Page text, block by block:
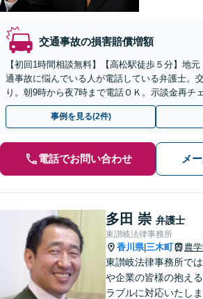
交通事故の損害賠償増額
【初回1時間相談無料】【高松駅徒歩５分】地
通事故に悩んでいる人が電話している弁護士。
り。朝9時から夜7時まで電話ＯＫ。示談金再チ
り。後遺障害の認定手続き対応。話しやすい弁
事例を見る(2件)
電話でお問い合わせ メ
多田 崇 弁護士
東讃岐法律事務所
香川県| 三木町 農
東讃岐法律事務所で
や企業の皆様の抱え
ラブルに対応いたしま